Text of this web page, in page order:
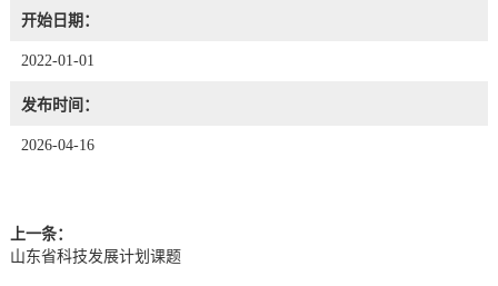
开始日期：
2022-01-01
发布时间：
2026-04-16
上一条：
山东省科技发展计划课题